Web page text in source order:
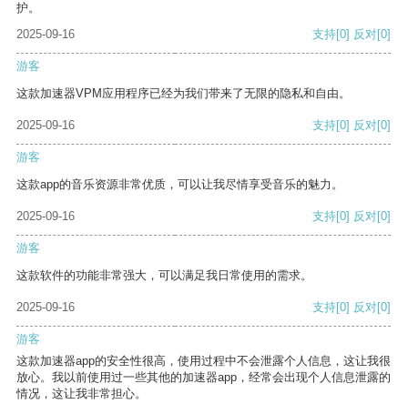
护。
2025-09-16
支持[0] 反对[0]
游客
这款加速器VPM应用程序已经为我们带来了无限的隐私和自由。
2025-09-16 支持[0] 反对[0]
游客
这款app的音乐资源非常优质，可以让我尽情享受音乐的魅力。
2025-09-16 支持[0] 反对[0]
游客
这款软件的功能非常强大，可以满足我日常使用的需求。
2025-09-16 支持[0] 反对[0]
游客
这款加速器app的安全性很高，使用过程中不会泄露个人信息，这让我很
放心。我以前使用过一些其他的加速器app，经常会出现个人信息泄露的
情况，这让我非常担心。